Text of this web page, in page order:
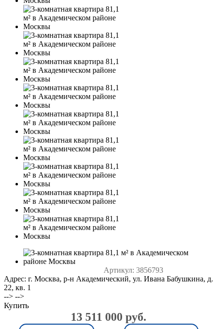
Артикул: 3856793
Адрес: г. Москва, р-н Академический, ул. Ивана Бабушкина, д.
22, кв. 1
13 511 000 руб.
--> -->
Купить